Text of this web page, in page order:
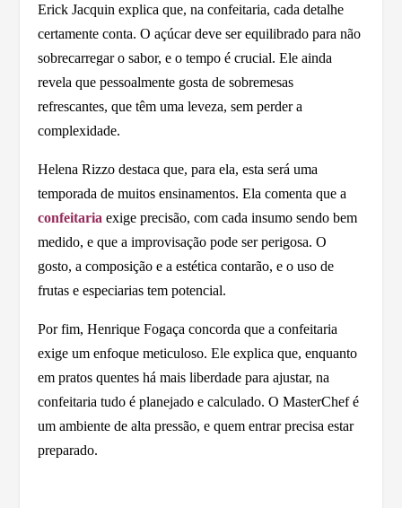
Erick Jacquin explica que, na confeitaria, cada detalhe
certamente conta. O açúcar deve ser equilibrado para não
sobrecarregar o sabor, e o tempo é crucial. Ele ainda
revela que pessoalmente gosta de sobremesas
refrescantes, que têm uma leveza, sem perder a
complexidade.
Helena Rizzo destaca que, para ela, esta será uma
temporada de muitos ensinamentos. Ela comenta que a
confeitaria exige precisão, com cada insumo sendo bem
medido, e que a improvisação pode ser perigosa. O
gosto, a composição e a estética contarão, e o uso de
frutas e especiarias tem potencial.
Por fim, Henrique Fogaça concorda que a confeitaria
exige um enfoque meticuloso. Ele explica que, enquanto
em pratos quentes há mais liberdade para ajustar, na
confeitaria tudo é planejado e calculado. O MasterChef é
um ambiente de alta pressão, e quem entrar precisa estar
preparado.